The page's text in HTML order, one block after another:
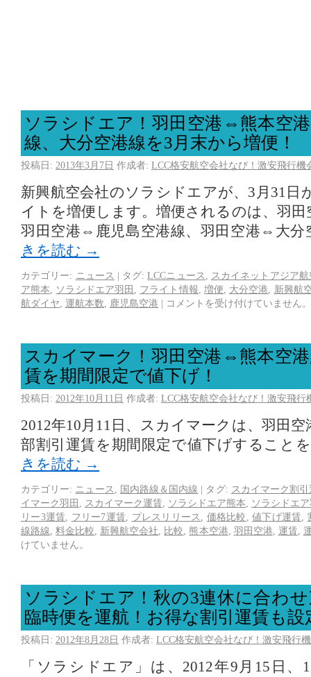
ソラシドエア！羽田空港⇔熊本空
線、大分空港線を3月末から増便！
投稿日: 2013年3月7日 作成者: LCC格安航空会社なび！激安飛行機
新興航空会社のソラシドエアが、3月31日
イトを増便します。増便されるのは、羽
羽田空港⇔鹿児島空港線、羽田空港⇔大分
きを読む →
カテゴリー: ニュース | タグ: LCCニュース
スカイネットアジア航
ア熊本
ソラシドエア羽田 フライト情報 増便 大分空港
新興航
航ダイヤ 運航本数 鹿児島空港 | コメントを受け付けていません。
スカイマーク！羽田空港⇔熊本空
賃を期間限定で値下げ！
投稿日: 2012年10月11日 作成者: LCC格安航空会社なび！激安飛行
2012年10月11日、スカイマークは、羽田
部割引運賃を期間限定で値下げすること
きを読む →
カテゴリー: ニュース 国内路線＆国内線 | タグ: スカイマーク割
イマーク羽田
スカイマーク運賃 ソラシドエア熊本
ソラシドエ
リー3運賃
フリー7運賃 プレスリリース 価格比較 ,値下げ運賃
線路線 ,料金比較 新興航空会社 比較 熊本空港 羽田空港 運賃
けていません。
ソラシドエア！秋の3連休に合わ
臨時便を運航！お得な割引運賃も設
投稿日: 2012年8月28日 作成者: LCC格安航空会社なび！激安飛行
「ソラシドエア」は、2012年9月15日、